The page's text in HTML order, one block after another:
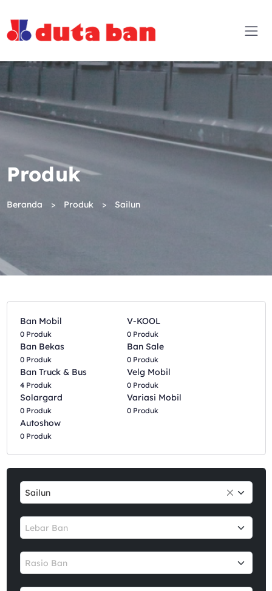
Produk
Beranda Produk Sailun
Ban Mobil
0 Produk
V-KOOL
0 Produk
Ban Bekas
0 Produk
Ban Sale
0 Produk
Ban Truck & Bus
4 Produk
Velg Mobil
0 Produk
Solargard
0 Produk
Variasi Mobil
0 Produk
Autoshow
0 Produk
Sailun
Lebar Ban
Rasio Ban